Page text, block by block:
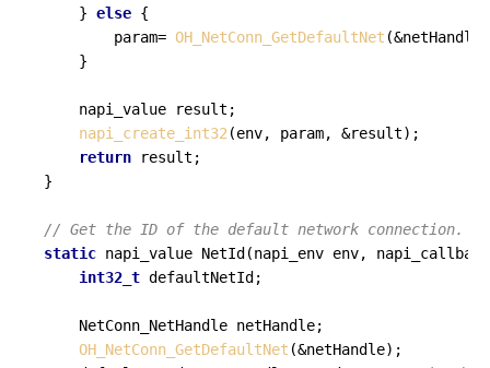
    }
else {
        param=
OH_NetConn_GetDefaultNet
    }
    napi_value result;
napi_create_int32 (env, param, &result);
return result;
}
// Get the ID of the default network connection.
static napi_value NetId (napi_env env,
int32_t defaultNetId;
    NetConn_NetHandle netHandle;
OH_NetConn_GetDefaultNet (&netHandle);